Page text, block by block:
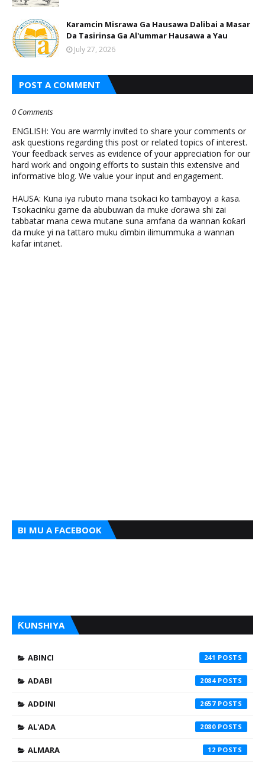
Karamcin Misrawa Ga Hausawa Dalibai a Masar
Da Tasirinsa Ga Al'ummar Hausawa a Yau
July 27, 2026
POST A COMMENT
0 Comments
ENGLISH: You are warmly invited to share your comments or
ask questions regarding this post or related topics of interest.
Your feedback serves as evidence of your appreciation for our
hard work and ongoing efforts to sustain this extensive and
informative blog. We value your input and engagement.
HAUSA: Kuna iya rubuto mana tsokaci ko tambayoyi a ƙasa.
Tsokacinku game da abubuwan da muke ɗorawa shi zai
tabbatar mana cewa mutane suna amfana da wannan ƙoƙari
da muke yi na tattaro muku ɗimbin ilimummuka a wannan
kafar intanet.
BI MU A FACEBOOK
ƘUNSHIYA
ABINCI 241
ADABI 2084
ADDINI 2657
AL'ADA 2080
ALMARA 12